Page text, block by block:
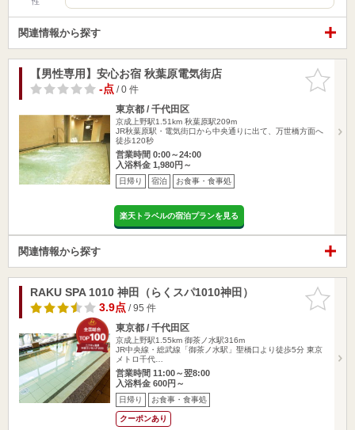
関連情報から探す
お気に入
りに追加
【男性専用】安心お宿 秋葉原電気街店
-点/ 0 件
東京都 / 千代田区
京成上野駅1.51km 秋葉原駅209m
JR秋葉原駅・電気街口から中央通りに出て、万世橋方面へ
徒歩120秒
営業時間 0:00～24:00
入浴料金 1,980円～
日帰り 宿泊 お食事・食事処
楽天トラベルの宿泊プランを見る
関連情報から探す
お気に入
りに追加
RAKU SPA 1010 神田（らくスパ1010神田）
3.9点/ 95 件
東京都 / 千代田区
京成上野駅1.55km 御茶ノ水駅316m
JR中央線・総武線「御茶ノ水駅」聖橋口より徒歩5分 東京
メトロ千代…
営業時間 11:00～翌8:00
入浴料金 600円～
日帰り お食事・食事処
クーポンあり